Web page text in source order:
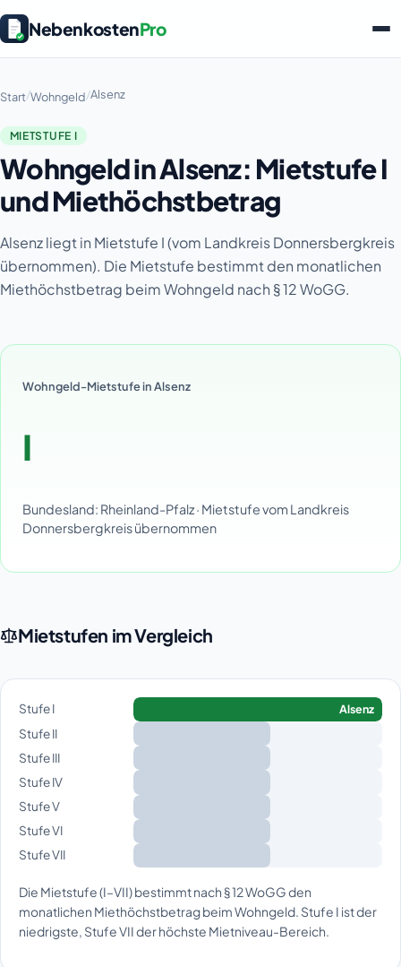
NebenkostenPro
Start/Wohngeld/Alsenz
MIETSTUFE I
Wohngeld in Alsenz: Mietstufe I
und Miethöchstbetrag
Alsenz liegt in Mietstufe I (vom Landkreis Donnersbergkreis
übernommen). Die Mietstufe bestimmt den monatlichen
Miethöchstbetrag beim Wohngeld nach § 12 WoGG.
Wohngeld-Mietstufe in Alsenz
I
Bundesland: Rheinland-Pfalz · Mietstufe vom Landkreis
Donnersbergkreis übernommen
Mietstufen im Vergleich
Stufe I Alsenz
Stufe II
Stufe III
Stufe IV
Stufe V
Stufe VI
Stufe VII
Die Mietstufe (I–VII) bestimmt nach § 12 WoGG den
monatlichen Miethöchstbetrag beim Wohngeld. Stufe I ist der
niedrigste, Stufe VII der höchste Mietniveau-Bereich.